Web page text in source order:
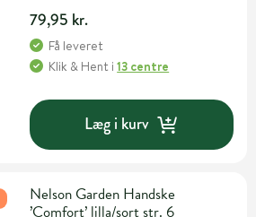
79,95 kr.
Få leveret
Klik & Hent i13 centre
Læg i kurv
Nelson Garden Handske
’Comfort’ lilla/sort str. 6